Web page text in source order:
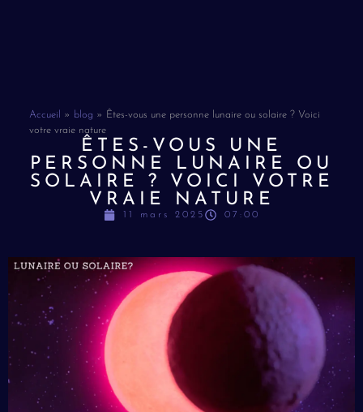
Accueil » blog »
Êtes-vous une personne lunaire ou solaire ? Voici
votre vraie nature
ÊTES-VOUS UNE
PERSONNE LUNAIRE OU
SOLAIRE ? VOICI VOTRE
VRAIE NATURE
11 mars 2025 07:00